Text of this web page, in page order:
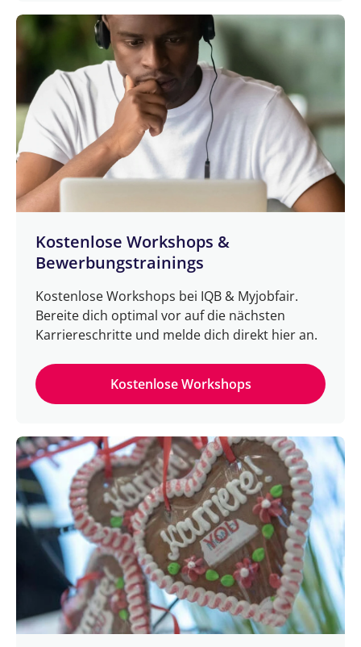
Kostenlose Workshops &
Bewerbungstrainings
Kostenlose Workshops bei IQB & Myjobfair.
Bereite dich optimal vor auf die nächsten
Karriereschritte und melde dich direkt hier an.
Kostenlose Workshops